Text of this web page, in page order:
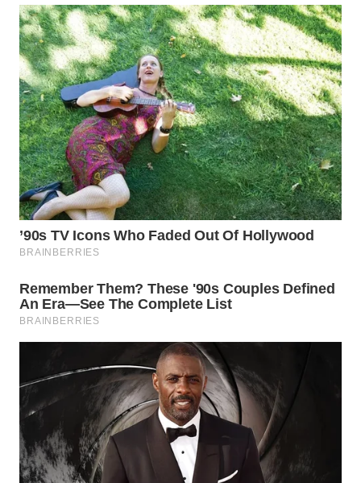
WN
NATUNA
WN
BINTAN
WN
MANDALIKA
WN
LIKUPANG
WN
WN
BORNEO
Media
Group
WAHANA
NEWS